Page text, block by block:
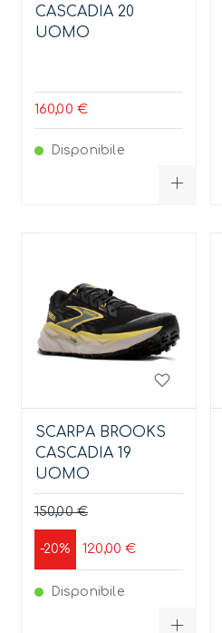
CASCADIA 20
UOMO
160,00 €
Disponibile
SCARPA BROOKS
CASCADIA 19
UOMO
150,00 €
-20% 120,00 €
Disponibile